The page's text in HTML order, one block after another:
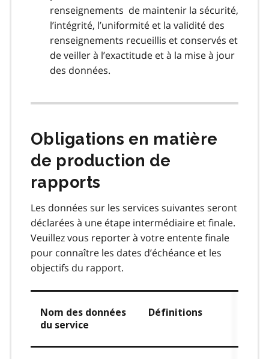
renseignements de maintenir la sécurité,
l’intégrité, l’uniformité et la validité des
renseignements recueillis et conservés et
de veiller à l’exactitude et à la mise à jour
des données.
Obligations en matière
de production de
rapports
Les données sur les services suivantes seront
déclarées à une étape intermédiaire et finale.
Veuillez vous reporter à votre entente finale
pour connaître les dates d’échéance et les
objectifs du rapport.
Nom des données
du service
Définitions